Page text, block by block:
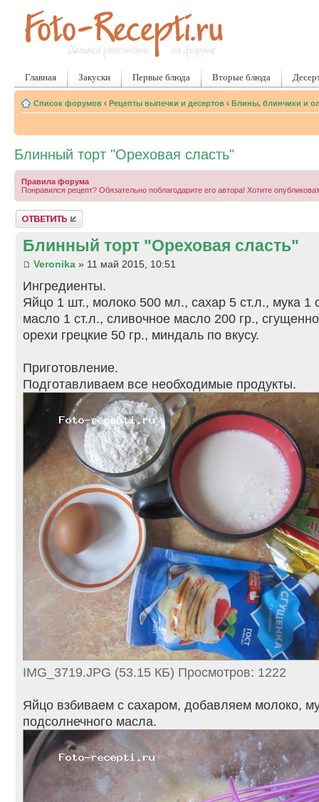
Главная Закуски Первые блюда Вторые блюда
Список форумов ‹ Рецепты выпечки и десертов ‹ Блины, блинчики и
Блинный торт "Ореховая сласть"
Правила форума
Понравился рецепт? Обязательно поблагодарите его автора! Хотите
Ответить
Блинный торт "Ореховая сласть"
Veronika » 11 май 2015, 10:51
Ингредиенты.
Яйцо 1 шт., молоко 500 мл., сахар 5 ст.л., мука 1
масло 1 ст.л., сливочное масло 200 гр.,
орехи грецкие 50 гр., миндаль по вкусу.
Приготовление.
Подготавливаем все необходимые продукты.
IMG_3719.JPG (53.15 КБ) Просмотров: 1222
Яйцо взбиваем с сахаром, добавляем молоко,
подсолнечного масла.